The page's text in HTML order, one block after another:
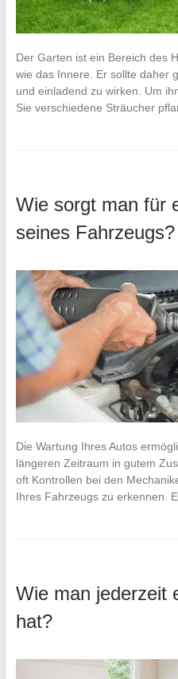
Der Garten ist ein Bereich des
wie das Innere. Er sollte daher
und einladend zu wirken. Um
Sie verschiedene Sträucher
Wie sorgt man für
seines Fahrzeugs?
Die Wartung Ihres Autos
längeren Zeitraum in gutem
oft Kontrollen bei den
Ihres Fahrzeugs zu erkennen.
Wie man jederzeit
hat?